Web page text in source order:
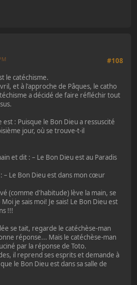
#108
le catéchisme.
et à l'approche de Pâques, le catho
a décidé de faire réfléchir tout
: Puisque le Bon Dieu a ressuscité
jour, où se trouve-t-il
et dit : – Le Bon Dieu est au Paradis
– Le Bon Dieu est dans mon cœur
(comme d'habitude) lève la main, se
je sais moi! Je sais! Le Bon Dieu est
!!!
se tait, regarde le catéchèse-man
réponse... Mais le catéchèse-man
par la réponse de Toto.
il reprend ses esprits et demande à
le Bon Dieu est dans sa salle de